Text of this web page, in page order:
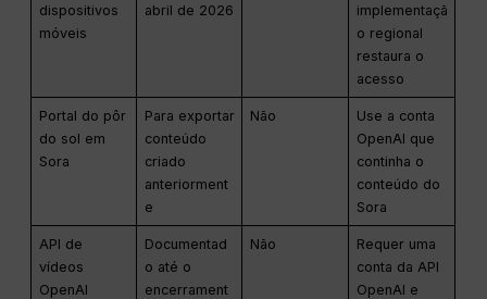
dispositivos
móveis
abril de 2026
implementaçã
o regional
restaura o
acesso
Portal do pôr
do sol em
Sora
Para exportar
conteúdo
criado
anteriorment
e
Não
Use a conta
OpenAI que
continha o
conteúdo do
Sora
API de
vídeos
OpenAI
Documentad
o até o
encerrament
Não
Requer uma
conta da API
OpenAI e